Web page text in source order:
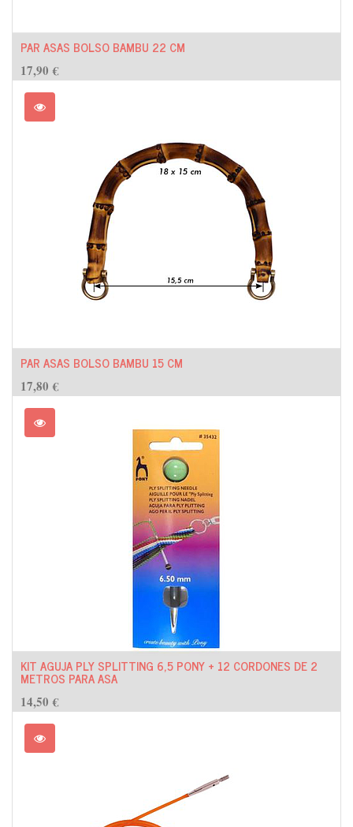
PAR ASAS BOLSO BAMBU 22 CM
17,90 €
PAR ASAS BOLSO BAMBU 15 CM
17,80 €
KIT AGUJA PLY SPLITTING 6,5 PONY + 12 CORDONES DE 2
METROS PARA ASA
14,50 €